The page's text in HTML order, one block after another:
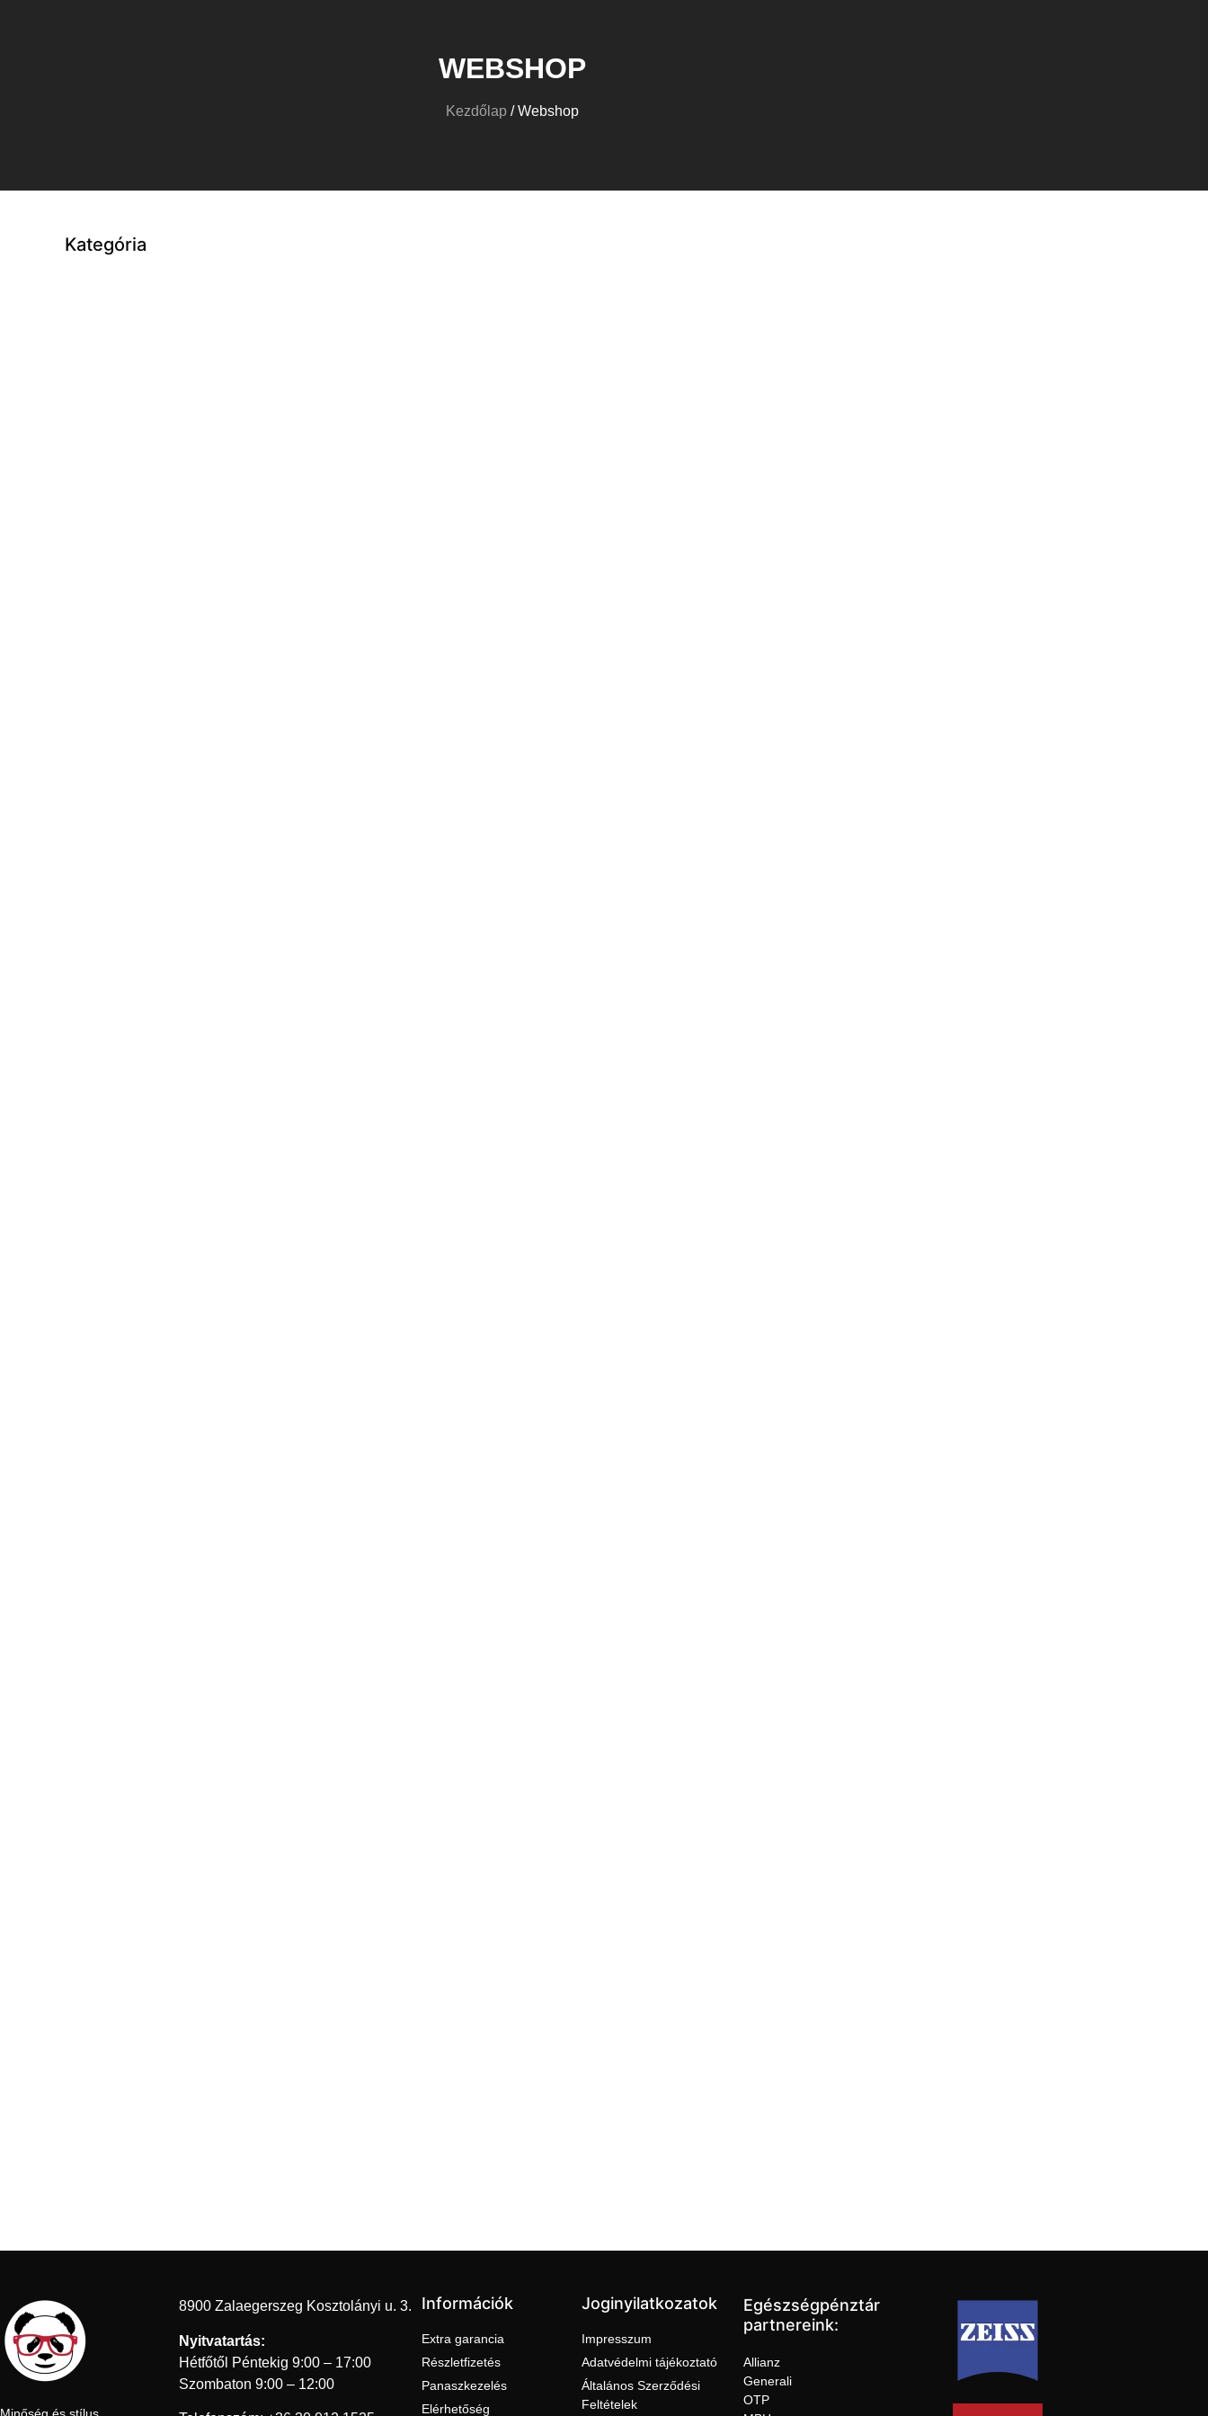
WEBSHOP
Kezdőlap / Webshop
Kategória
8900 Zalaegerszeg Kosztolányi u. 3.
Nyitvatartás:
Hétfőtől Péntekig 9:00 – 17:00
Szombaton 9:00 – 12:00
Információk
Extra garancia
Részletfizetés
Panaszkezelés
Elérhetőség
Joginyilatkozatok
Impresszum
Adatvédelmi tájékoztató
Általános Szerződési
Feltételek
Egészségpénztár
partnereink:
Allianz
Generali
OTP